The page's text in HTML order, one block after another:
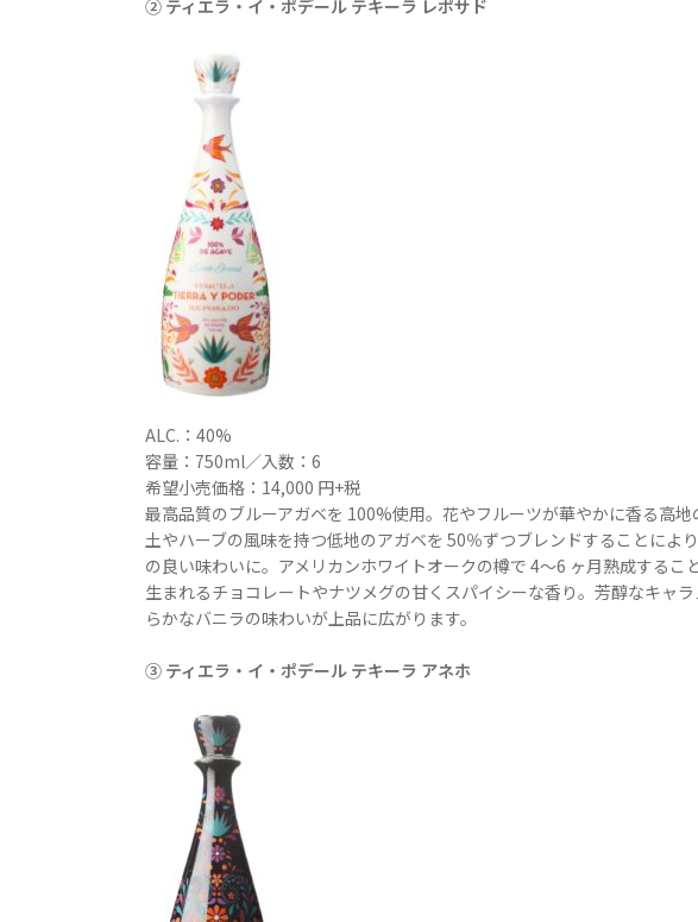
② ティエラ・イ・ポデール テキーラ レポサド
ALC.：40%
容量：750ml／入数：6
希望小売価格：14,000 円+税
最高品質のブルーアガベを 100%使用。花やフルーツが華やかに香る高地
土やハーブの風味を持つ低地のアガベを 50％ずつブレンドすることによ
の良い味わいに。アメリカンホワイトオークの樽で 4～6 ヶ月熟成するこ
生まれるチョコレートやナツメグの甘くスパイシーな香り。芳醇なキャ
らかなバニラの味わいが上品に広がります。
③ ティエラ・イ・ポデール テキーラ アネホ